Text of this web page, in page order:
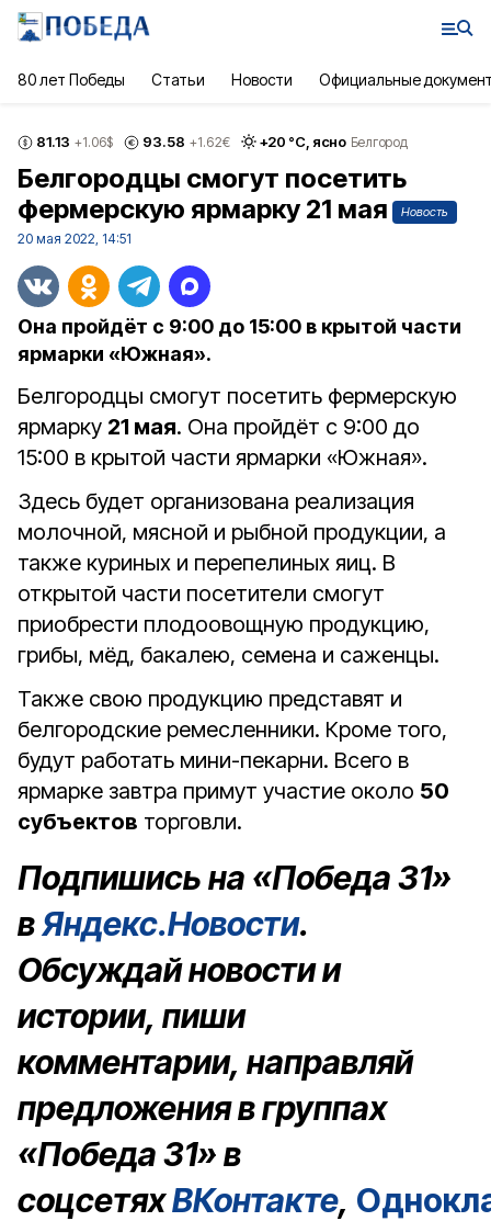
80 лет Победы Статьи Новости Официальные
81.13 +1.06$ 93.58 +1.62€ +20 °С, ясно Белгород
Белгородцы смогут посетить
фермерскую ярмарку 21 мая
Новость
20 мая 2022, 14:51
Она пройдёт с 9:00 до 15:00 в крытой части
ярмарки «Южная».
Белгородцы смогут посетить фермерскую
ярмарку 21 мая. Она пройдёт с 9:00 до
15:00 в крытой части ярмарки «Южная».
Здесь будет организована реализация
молочной, мясной и рыбной продукции, а
также куриных и перепелиных яиц. В
открытой части посетители смогут
приобрести плодоовощную продукцию,
грибы, мёд, бакалею, семена и саженцы.
Также свою продукцию представят и
белгородские ремесленники. Кроме того,
будут работать мини-пекарни. Всего в
ярмарке завтра примут участие около 50
субъектов торговли.
Подпишись на «Победа 31»
вЯндекс.Новости.
Обсуждай новости и
истории, пиши
комментарии, направляй
предложения в группах
«Победа 31» в
соцсетяхВКонтакте,